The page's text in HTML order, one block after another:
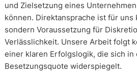
und Zielsetzung eines
können. Direktansprache ist für uns
sondern Voraussetzung für
Verlässlichkeit. Unsere Arbeit folgt
einer klaren Erfolgslogik, die sich in
Besetzungsquote widerspiegelt.